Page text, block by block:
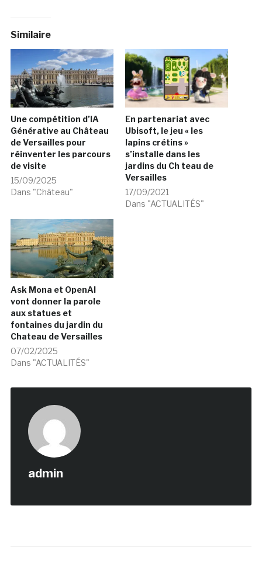
Similaire
Une compétition d’IA
Générative au Château
de Versailles pour
réinventer les parcours
de visite
15/09/2025
Dans "Château"
En partenariat avec
Ubisoft, le jeu « les
lapins crétins »
s’installe dans les
jardins du Ch teau de
Versailles
17/09/2021
Dans "ACTUALITÉS"
Ask Mona et OpenAI
vont donner la parole
aux statues et
fontaines du jardin du
Chateau de Versailles
07/02/2025
Dans "ACTUALITÉS"
admin